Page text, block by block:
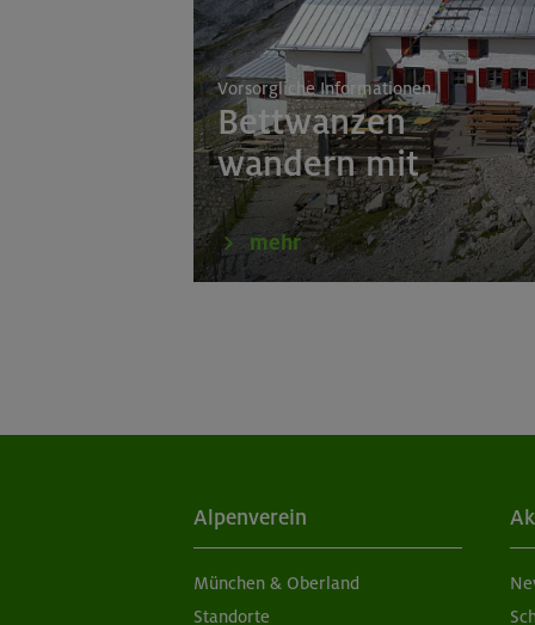
Vorsorgliche Informationen
Bettwanzen
wandern mit
mehr
Alpenverein
München & Oberland
Standorte